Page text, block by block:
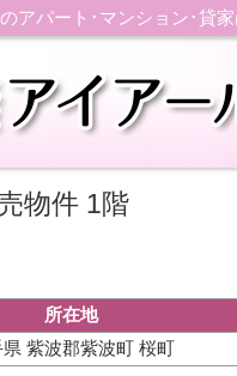
アパート･マンション･貸
物件 1階
所在地
紫波郡紫波町 桜町